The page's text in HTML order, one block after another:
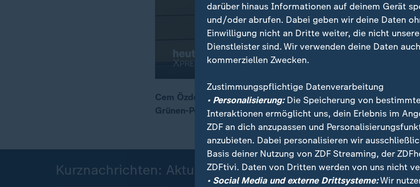
00:05 00:16
Cem Özdemir ist neuer Ministerpräsident von Baden-
Grünen-Politiker führt eine Neuauflage der grün-schwarzen
Kurznachrichten: Aktuelle Videos
darüber hinaus Informationen auf deinem Gerät
und/oder abrufen. Dabei geben wir deine Daten
Einwilligung nicht an Dritte weiter, die nicht
Dienstleister sind. Wir verwenden deine Daten
kommerziellen Zwecken.
Zustimmungspflichtige Datenverarbeitung
• Personalisierung:Die Speicherung von
Interaktionen ermöglicht uns, dein Erlebnis im
ZDF an dich anzupassen und
anzubieten. Dabei personalisieren wir
Basis deiner Nutzung von ZDF Streaming, der
ZDFtivi. Daten von Dritten werden von uns nicht
• Social Media und externe Drittsysteme:Wir